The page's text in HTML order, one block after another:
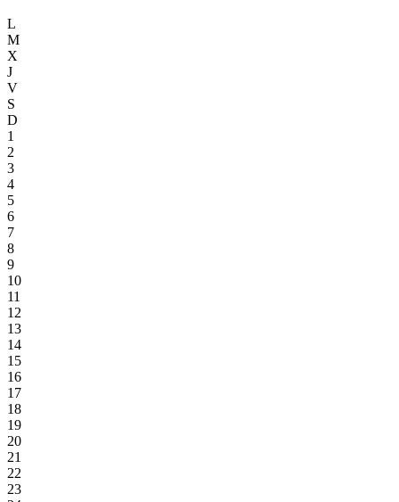
L
M
X
J
V
S
D
1
2
3
4
5
6
7
8
9
10
11
12
13
14
15
16
17
18
19
20
21
22
23